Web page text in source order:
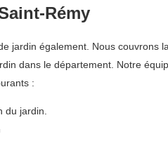
Rémy
jardin également. Nous couvrons
dans le département. Notre
:
du jardin.